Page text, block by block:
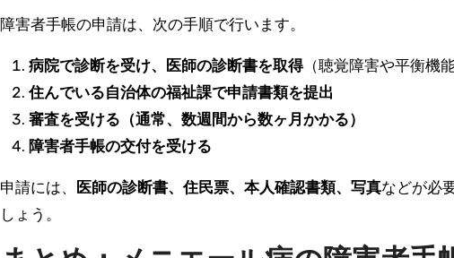
障害者手帳の申請は、次の手順で行います。
病院で診断を受け、医師の診断書を取得（聴覚障害や平衡機
住んでいる自治体の福祉課で申請書類を提出
審査を受ける（通常、数週間から数ヶ月かかる）
障害者手帳の交付を受ける
申請には、 医師の診断書、住民票、本人確認書類、写真などが必
しょう。